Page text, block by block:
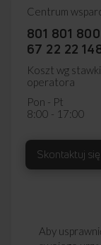
Centrum
801 801 800
67 22 22
Koszt wg stawki
operatora
Pon - Pt
8:00 - 17:00
Skontaktuj się
Aby